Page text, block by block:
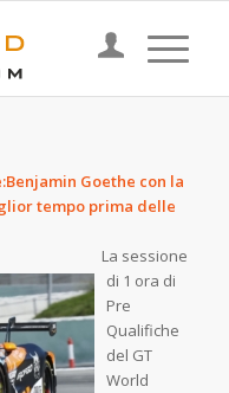
Goethe con la
tempo prima delle
La sessione
di 1 ora di
Pre
Qualifiche
del GT
World